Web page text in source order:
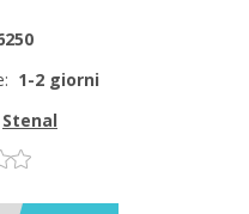
1-2 giorni
Stenal